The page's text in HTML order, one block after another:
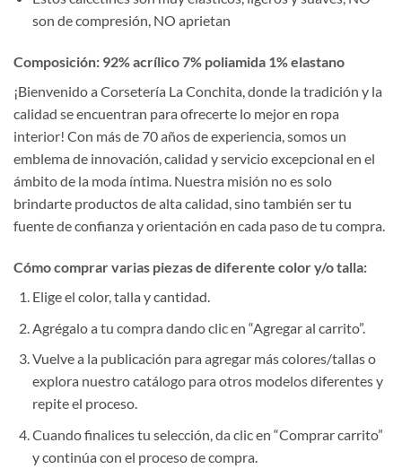
son de compresión, NO aprietan
Composición: 92% acrílico 7% poliamida 1% elastano
¡Bienvenido a Corsetería La Conchita, donde la tradición y la
calidad se encuentran para ofrecerte lo mejor en ropa
interior! Con más de 70 años de experiencia, somos un
emblema de innovación, calidad y servicio excepcional en el
ámbito de la moda íntima. Nuestra misión no es solo
brindarte productos de alta calidad, sino también ser tu
fuente de confianza y orientación en cada paso de tu compra.
Cómo comprar varias piezas de diferente color y/o talla:
Elige el color, talla y cantidad.
Agrégalo a tu compra dando clic en “Agregar al carrito”.
Vuelve a la publicación para agregar más colores/tallas o
explora nuestro catálogo para otros modelos diferentes y
repite el proceso.
Cuando finalices tu selección, da clic en “Comprar carrito”
y continúa con el proceso de compra.